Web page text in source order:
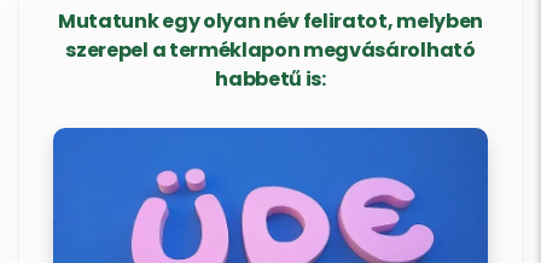
Mutatunk egy olyan név feliratot, melyben
szerepel a terméklapon megvásárolható
habbetű is: